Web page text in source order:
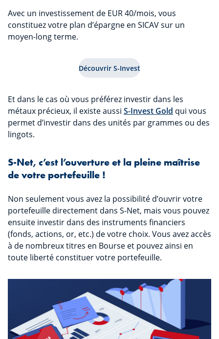
Avec un investissement de EUR 40/mois, vous
constituez votre plan d’épargne en SICAV sur un
moyen-long terme.
Découvrir S-Invest
Et dans le cas où vous préférez investir dans les
métaux précieux, il existe aussi S-Invest Gold qui vous
permet d’investir dans des unités par grammes ou des
lingots.
S-Net, c’est l’ouverture et la pleine maîtrise
de votre portefeuille !
Non seulement vous avez la possibilité d’ouvrir votre
portefeuille directement dans S-Net, mais vous pouvez
ensuite investir dans des instruments financiers
(fonds, actions, or, etc.) de votre choix. Vous avez accès
à de nombreux titres en Bourse et pouvez ainsi en
toute liberté constituer votre portefeuille.